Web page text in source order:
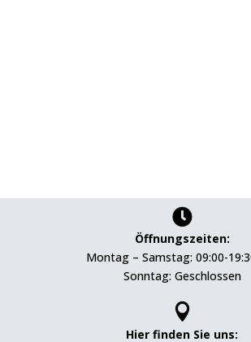

Öffnungszeiten:
Montag – Samstag: 09:00-
Sonntag: Geschlossen

Hier finden Sie uns: